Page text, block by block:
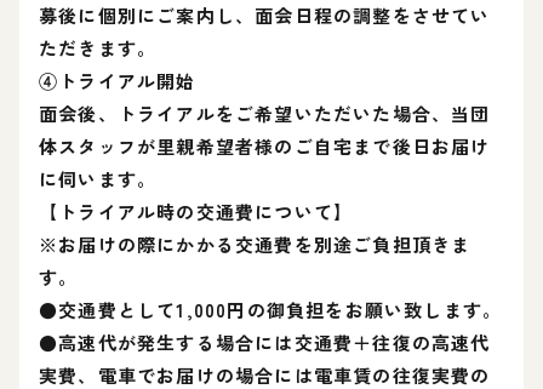
募後に個別にご案内し、面会日程の調整をさせてい
ただきます。
④トライアル開始
面会後、トライアルをご希望いただいた場合、当団
体スタッフが里親希望者様のご自宅まで後日お届け
に伺います。
【トライアル時の交通費について】
※お届けの際にかかる交通費を別途ご負担頂きま
す。
●交通費として1,000円の御負担をお願い致します。
●高速代が発生する場合には交通費＋往復の高速代
実費、電車でお届けの場合には電車賃の往復実費の